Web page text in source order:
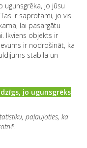
ugunsgrēka, jo jūsu
ir saprotami, jo visi
lai pasargātu
Ikviens objekts ir
ir nodrošināt, ka
stabilā un
jo ugunsgrēks
paļaujoties, ka